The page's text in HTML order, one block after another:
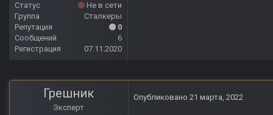
Статус
Не в сети
Группа
Сталкеры
Репутация
0
Сообщений
6
Регистрация
07.11.2020
Грешник
Эксперт
Опубликовано 21 марта, 2022